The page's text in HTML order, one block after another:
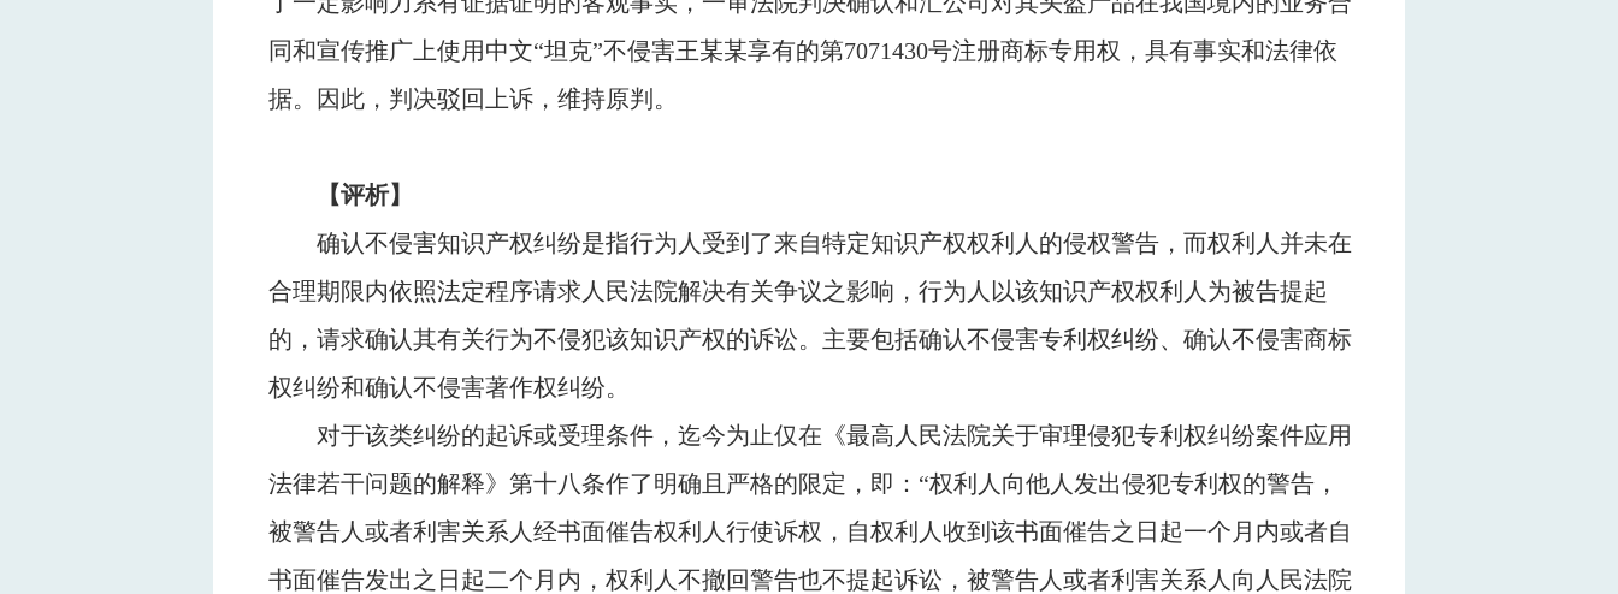
同和宣传推广上使用中文“坦克”不侵害王某某享有的第7071430号注册商标专用权，具有事实和法律依
据。因此，判决驳回上诉，维持原判。
【评析】
确认不侵害知识产权纠纷是指行为人受到了来自特定知识产权权利人的侵权警告，而权利人并未在
合理期限内依照法定程序请求人民法院解决有关争议之影响，行为人以该知识产权权利人为被告提起
的，请求确认其有关行为不侵犯该知识产权的诉讼。主要包括确认不侵害专利权纠纷、确认不侵害商标
权纠纷和确认不侵害著作权纠纷。
对于该类纠纷的起诉或受理条件，迄今为止仅在《最高人民法院关于审理侵犯专利权纠纷案件应用
法律若干问题的解释》第十八条作了明确且严格的限定，即：“权利人向他人发出侵犯专利权的警告，
被警告人或者利害关系人经书面催告权利人行使诉权，自权利人收到该书面催告之日起一个月内或者自
书面催告发出之日起二个月内，权利人不撤回警告也不提起诉讼，被警告人或者利害关系人向人民法院